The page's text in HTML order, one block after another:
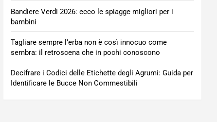
Bandiere Verdi 2026: ecco le spiagge migliori per i
bambini
Tagliare sempre l’erba non è così innocuo come
sembra: il retroscena che in pochi conoscono
Decifrare i Codici delle Etichette degli Agrumi: Guida per
Identificare le Bucce Non Commestibili